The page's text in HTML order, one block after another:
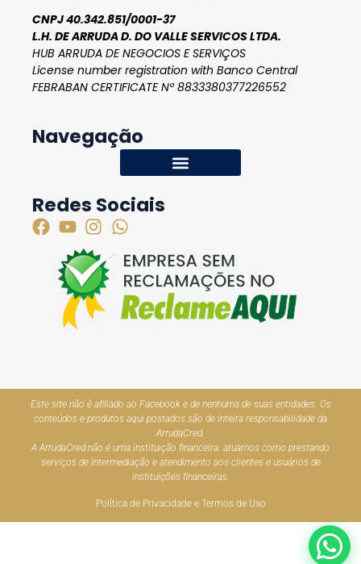
CNPJ 40.342.851/0001-37
L.H. DE ARRUDA D. DO VALLE SERVICOS LTDA.
HUB ARRUDA DE NEGOCIOS E SERVIÇOS
License number registration with Banco Central
FEBRABAN CERTIFICATE Nº 8833380377226552
Navegação
Redes Sociais
Este site não é afiliado ao Facebook e de nenhuma de suas entidades. Os
conteúdos e produtos aqui postados são de inteira responsabilidade da
ArrudaCred.
A ArrudaCred não é uma instituição financeira: atuamos como prestando
serviços de intermediação e atendimento aos clientes e usuários de
instituições financeiras.
Política de Privacidade e Termos de Uso